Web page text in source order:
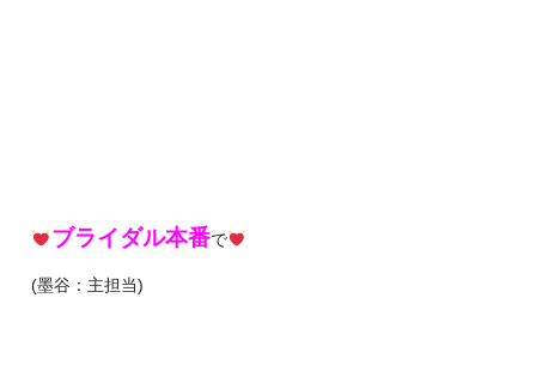
ブライダル本番で
(墨谷：主担当)